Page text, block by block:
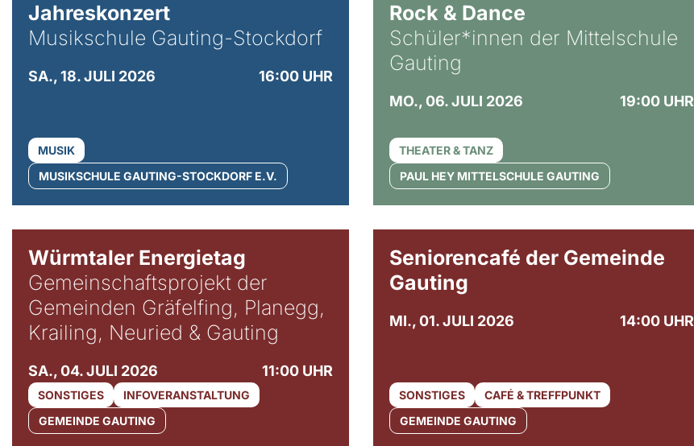
Jahreskonzert
Musikschule Gauting-Stockdorf
SA., 18. JULI 2026 16:00 UHR
MUSIK
MUSIKSCHULE GAUTING-STOCKDORF E.V.
Rock & Dance
Schüler*innen der Mittelschule
Gauting
MO., 06. JULI 2026 19:00 UHR
THEATER & TANZ
PAUL HEY MITTELSCHULE GAUTING
Würmtaler Energietag
Gemeinschaftsprojekt der
Gemeinden Gräfelfing, Planegg,
Krailing, Neuried & Gauting
SA., 04. JULI 2026 11:00 UHR
SONSTIGES
INFOVERANSTALTUNG
GEMEINDE GAUTING
Seniorencafé der Gemeinde
Gauting
MI., 01. JULI 2026 14:00 UHR
SONSTIGES
CAFÉ & TREFFPUNKT
GEMEINDE GAUTING